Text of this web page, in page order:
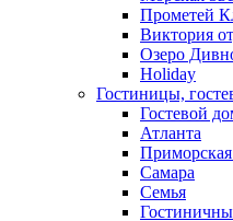
Прометей
Виктория
Озеро
Holiday
Гостиницы,
Гостевой
Атланта
Самара
Семья